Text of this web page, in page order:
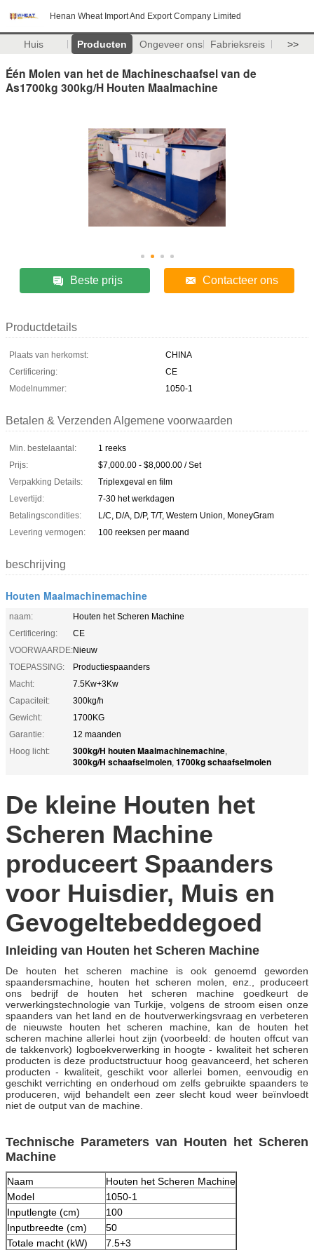
Henan Wheat Import And Export Company Limited
Huis Producten Ongeveer ons Fabrieksreis >>
Één Molen van het de Machineschaafsel van de
As1700kg 300kg/H Houten Maalmachine
Beste prijs Contacteer ons
Productdetails
Plaats van herkomst:
CHINA
Certificering:
CE
Modelnummer:
1050-1
Betalen & Verzenden Algemene voorwaarden
Min. bestelaantal:
1 reeks
Prijs:
$7,000.00 - $8,000.00 / Set
Verpakking Details:
Triplexgeval en film
Levertijd:
7-30 het werkdagen
Betalingscondities:
L/C, D/A, D/P, T/T, Western Union, MoneyGram
Levering vermogen:
100 reeksen per maand
beschrijving
Houten Maalmachinemachine
naam:
Houten het Scheren Machine
Certificering:
CE
VOORWAARDE:Nieuw
TOEPASSING:
Productiespaanders
Macht:
7.5Kw+3Kw
Capaciteit:
300kg/h
Gewicht:
1700KG
Garantie:
12 maanden
Hoog licht:
300kg/H houten Maalmachinemachine,
300kg/H schaafselmolen, 1700kg schaafselmolen
De kleine Houten het
Scheren Machine
produceert Spaanders
voor Huisdier, Muis en
Gevogeltebeddegoed
Inleiding van Houten het Scheren Machine
De houten het scheren machine is ook genoemd geworden
spaandersmachine, houten het scheren molen, enz., produceert
ons bedrijf de houten het scheren machine goedkeurt de
verwerkingstechnologie van Turkije, volgens de stroom eisen onze
spaanders van het land en de houtverwerkingsvraag en verbeteren
de nieuwste houten het scheren machine, kan de houten het
scheren machine allerlei hout zijn (voorbeeld: de houten offcut van
de takkenvork) logboekverwerking in hoogte - kwaliteit het scheren
producten is deze productstructuur hoog geavanceerd, het scheren
producten - kwaliteit, geschikt voor allerlei bomen, eenvoudig en
geschikt verrichting en onderhoud om zelfs gebruikte spaanders te
produceren, wijd behandelt een zeer slecht koud weer beïnvloedt
niet de output van de machine.
Technische Parameters van Houten het Scheren
Machine
Naam
Houten het Scheren Machine
Model
1050-1
Inputlengte (cm)
100
Inputbreedte (cm)
50
Totale macht (kW)
7.5+3